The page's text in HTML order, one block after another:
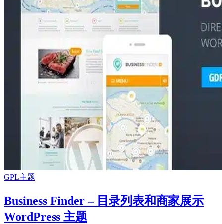
GPL主题
Business Finder – 目录列表和商家展示
WordPress 主题